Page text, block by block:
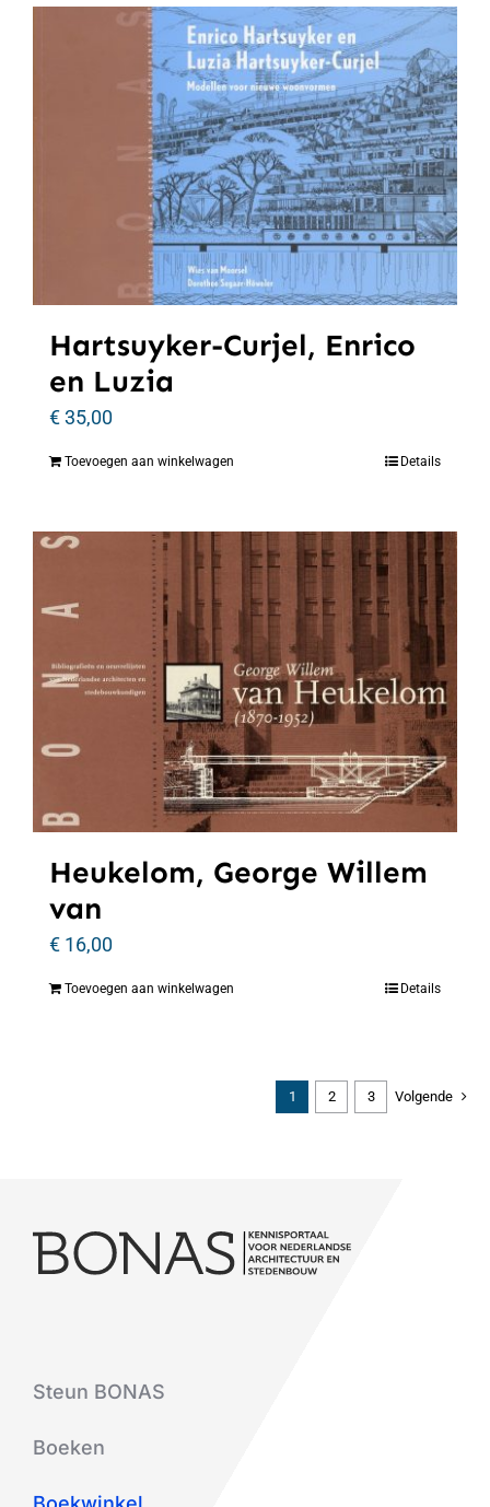
Hartsuyker-Curjel, Enrico
en Luzia
€35,00
Toevoegen aan winkelwagen Details
Heukelom, George Willem
van
€ 16,00
Toevoegen aan winkelwagen Details
1 2 3 Volgende
Steun BONAS
Boeken